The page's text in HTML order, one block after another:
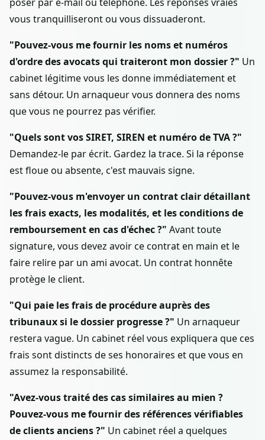
vous tranquilliseront ou vous dissuaderont.
"Pouvez-vous me fournir les noms et numéros
d'ordre des avocats qui traiteront mon dossier ?" Un
cabinet légitime vous les donne immédiatement et
sans détour. Un arnaqueur vous donnera des noms
que vous ne pourrez pas vérifier.
"Quels sont vos SIRET, SIREN et numéro de TVA ?"
Demandez-le par écrit. Gardez la trace. Si la réponse
est floue ou absente, c'est mauvais signe.
"Pouvez-vous m'envoyer un contrat clair détaillant
les frais exacts, les modalités, et les conditions de
remboursement en cas d'échec ?" Avant toute
signature, vous devez avoir ce contrat en main et le
faire relire par un ami avocat. Un contrat honnête
protège le client.
"Qui paie les frais de procédure auprès des
tribunaux si le dossier progresse ?" Un arnaqueur
restera vague. Un cabinet réel vous expliquera que ces
frais sont distincts de ses honoraires et que vous en
assumez la responsabilité.
"Avez-vous traité des cas similaires au mien ?
Pouvez-vous me fournir des références vérifiables
de clients anciens ?" Un cabinet réel a quelques